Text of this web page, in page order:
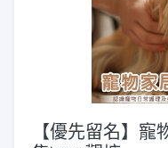
【優先留名】